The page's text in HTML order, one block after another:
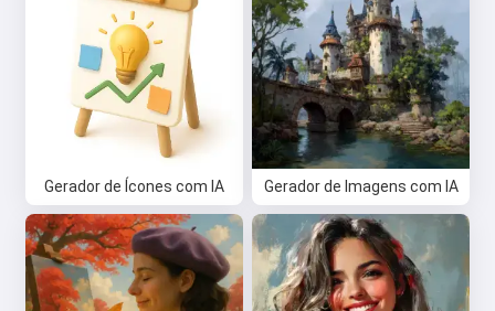
Gerador de Ícones com IA Gerador de Imagens com IA